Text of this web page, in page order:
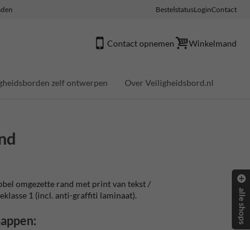
BestelstatusLoginContact
Contact opnemen Winkelmand
zelf ontwerpen Over Veiligheidsbord.nl
omgezette rand met print van tekst /
1 (incl. anti-graffiti laminaat).
alle shops